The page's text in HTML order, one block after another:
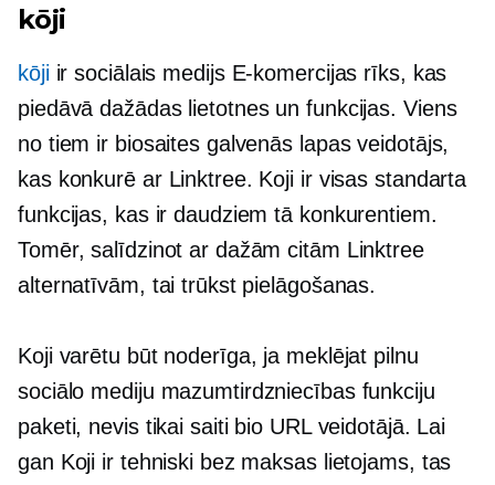
kōji
kōjiir sociālais medijs E-komercijas rīks, kas
piedāvā dažādas lietotnes un funkcijas. Viens
no tiem ir biosaites galvenās lapas veidotājs,
kas konkurē ar Linktree. Koji ir visas standarta
funkcijas, kas ir daudziem tā konkurentiem.
Tomēr, salīdzinot ar dažām citām Linktree
alternatīvām, tai trūkst pielāgošanas.
Koji varētu būt noderīga, ja meklējat pilnu
sociālo mediju mazumtirdzniecības funkciju
paketi, nevis tikai saiti bio URL veidotājā. Lai
gan Koji ir tehniski bez maksas lietojams, tas